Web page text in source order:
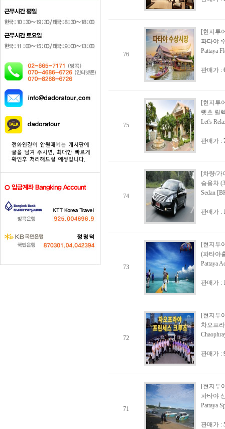
76
[현지투
파타야
Pattaya
판매가 :
75
[현지투
렛츠 릴
Let's
판매가 :
74
[차량/
승용차
Sedan
판매가 :
73
[현지투
(파타야
Pattaya
판매가 :
72
[현지투
차오프
판매가 :
71
[현지투
파타야
Pattaya
판매가 :